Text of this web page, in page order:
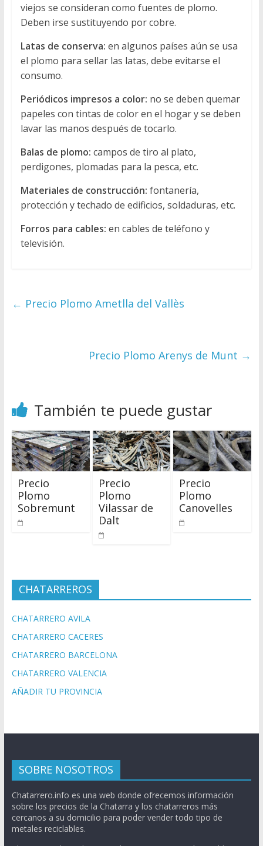
viejos se consideran como fuentes de plomo.
Deben irse sustituyendo por cobre.
Latas de conserva: en algunos países aún se usa
el plomo para sellar las latas, debe evitarse el
consumo.
Periódicos impresos a color: no se deben quemar
papeles con tintas de color en el hogar y se deben
lavar las manos después de tocarlo.
Balas de plomo: campos de tiro al plato,
perdigones, plomadas para la pesca, etc.
Materiales de construcción: fontanería,
protección y techado de edificios, soldaduras, etc.
Forros para cables: en cables de teléfono y
televisión.
← Precio Plomo Ametlla del Vallès
Precio Plomo Arenys de Munt →
También te puede gustar
Precio
Plomo
Sobremunt
Precio
Plomo
Vilassar de
Dalt
Precio
Plomo
Canovelles
CHATARREROS
CHATARRERO AVILA
CHATARRERO CACERES
CHATARRERO BARCELONA
CHATARRERO VALENCIA
AÑADIR TU PROVINCIA
SOBRE NOSOTROS
Chatarrero.info es una web donde ofrecemos información
sobre los precios de la Chatarra y los chatarreros más
cercanos a su domicilio para poder vender todo tipo de
metales reciclables.